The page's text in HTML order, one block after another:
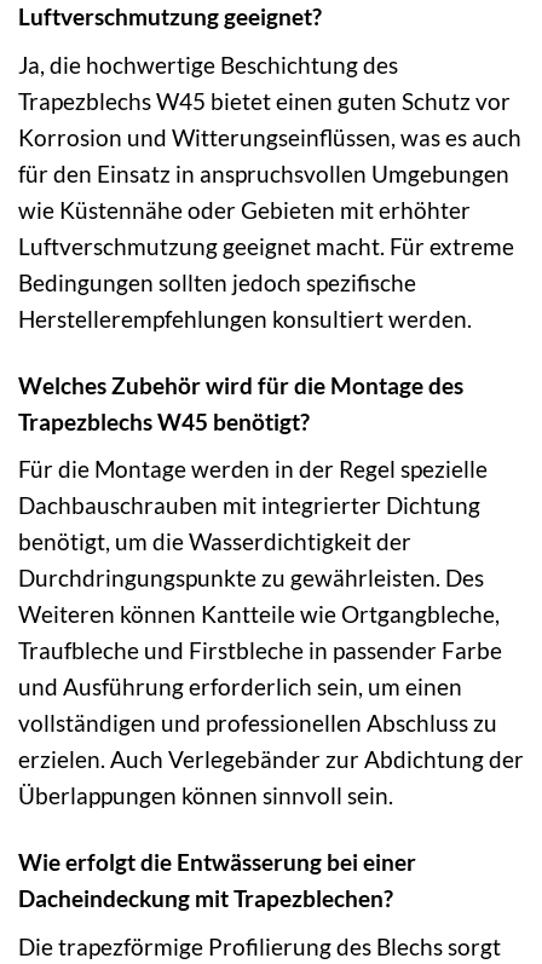
Luftverschmutzung geeignet?
Ja, die hochwertige Beschichtung des
Trapezblechs W45 bietet einen guten Schutz vor
Korrosion und Witterungseinflüssen, was es auch
für den Einsatz in anspruchsvollen Umgebungen
wie Küstennähe oder Gebieten mit erhöhter
Luftverschmutzung geeignet macht. Für extreme
Bedingungen sollten jedoch spezifische
Herstellerempfehlungen konsultiert werden.
Welches Zubehör wird für die Montage des
Trapezblechs W45 benötigt?
Für die Montage werden in der Regel spezielle
Dachbauschrauben mit integrierter Dichtung
benötigt, um die Wasserdichtigkeit der
Durchdringungspunkte zu gewährleisten. Des
Weiteren können Kantteile wie Ortgangbleche,
Traufbleche und Firstbleche in passender Farbe
und Ausführung erforderlich sein, um einen
vollständigen und professionellen Abschluss zu
erzielen. Auch Verlegebänder zur Abdichtung der
Überlappungen können sinnvoll sein.
Wie erfolgt die Entwässerung bei einer
Dacheindeckung mit Trapezblechen?
Die trapezförmige Profilierung des Blechs sorgt